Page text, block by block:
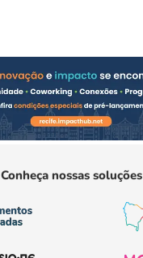
Conheça nossas soluções